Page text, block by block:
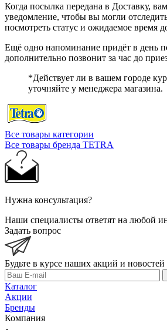
Когда посылка передана в Доставку,
уведомление, чтобы вы могли
посмотреть статус и ожидаемое время
Ещё одно напоминание придёт в день
дополнительно позвонит за час до
*Действует ли в вашем городе
уточняйте у менеджера магазина.
Все товары категории
Все товары бренда TETRA
Нужна консультация?
Наши специалисты ответят на любой
Задать вопрос
Будьте в курсе наших акций и новостей
Каталог
Акции
Бренды
Компания